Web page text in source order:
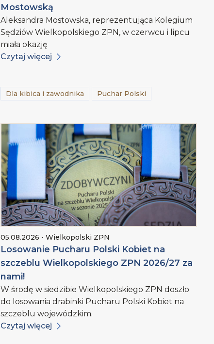
Mostowską
Aleksandra Mostowska, reprezentująca Kolegium
Sędziów Wielkopolskiego ZPN, w czerwcu i lipcu
miała okazję
Czytaj więcej
Dla kibica i zawodnika Puchar Polski
05.08.2026 • Wielkopolski ZPN
Losowanie Pucharu Polski Kobiet na
szczeblu Wielkopolskiego ZPN 2026/27 za
nami!
W środę w siedzibie Wielkopolskiego ZPN doszło
do losowania drabinki Pucharu Polski Kobiet na
szczeblu wojewódzkim.
Czytaj więcej